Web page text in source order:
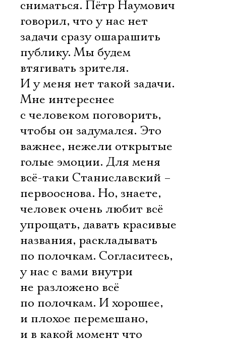
сниматься. Пётр Наумович
говорил, что у нас нет
задачи сразу ошарашить
публику. Мы будем
втягивать зрителя.
И у меня нет такой задачи.
Мне интереснее
с человеком поговорить,
чтобы он задумался. Это
важнее, нежели открытые
голые эмоции. Для меня
всё-таки Станиславский –
первооснова. Но, знаете,
человек очень любит всё
упрощать, давать красивые
названия, раскладывать
по полочкам. Согласитесь,
у нас с вами внутри
не разложено всё
по полочкам. И хорошее,
и плохое перемешано,
и в какой момент что